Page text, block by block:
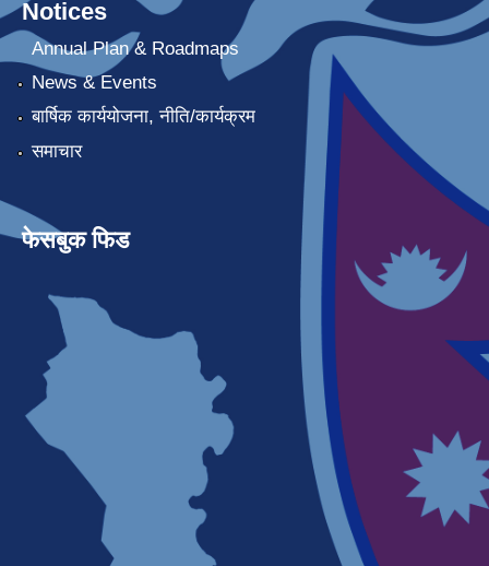
Notices
Annual Plan & Roadmaps
News & Events
बार्षिक कार्ययोजना, नीति/कार्यक्रम
समाचार
फेसबुक फिड